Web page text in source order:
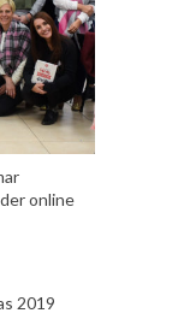
online
2019